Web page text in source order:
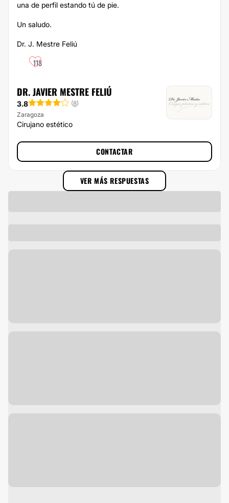
una de perfil estando tú de pie.
Un saludo.
Dr. J. Mestre Feliú
118
DR. JAVIER MESTRE FELIÚ
3.8 (8)
Zaragoza
Cirujano estético
CONTACTAR
VER MÁS RESPUESTAS